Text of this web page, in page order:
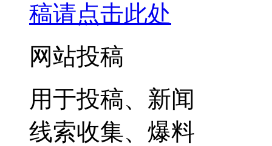
稿请点击此处
网站投稿
用于投稿、新闻
线索收集、爆料